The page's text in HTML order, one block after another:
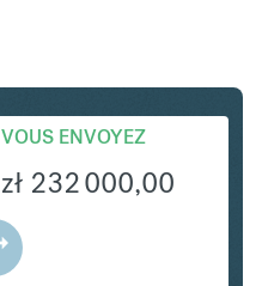
VOUS ENVOYEZ
zł 232 000,00